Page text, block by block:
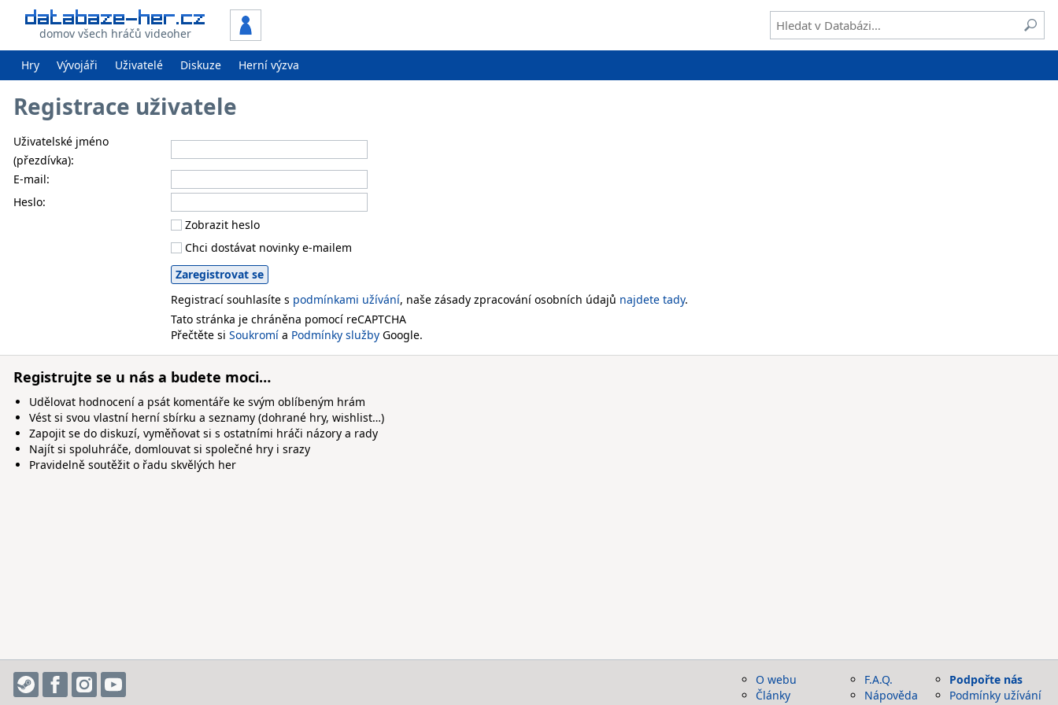
domov všech hráčů videoher
Hry Vývojáři Uživatelé Diskuze Herní výzva
Registrace uživatele
Uživatelské jméno
(přezdívka):
E-mail:
Heslo:
Zobrazit heslo
Chci dostávat novinky e-mailem
Registrací souhlasíte s podmínkami užívání, naše zásady zpracování osobních údajů najdete tady.
Tato stránka je chráněna pomocí reCAPTCHA
Přečtěte si Soukromí a Podmínky služby Google.
Registrujte se u nás a budete moci…
Udělovat hodnocení a psát komentáře ke svým oblíbeným hrám
Vést si svou vlastní herní sbírku a seznamy (dohrané hry, wishlist…)
Zapojit se do diskuzí, vyměňovat si s ostatními hráči názory a rady
Najít si spoluhráče, domlouvat si společné hry i srazy
Pravidelně soutěžit o řadu skvělých her
O webu
Články
F.A.Q.
Nápověda
Podpořte nás
Podmínky užívání